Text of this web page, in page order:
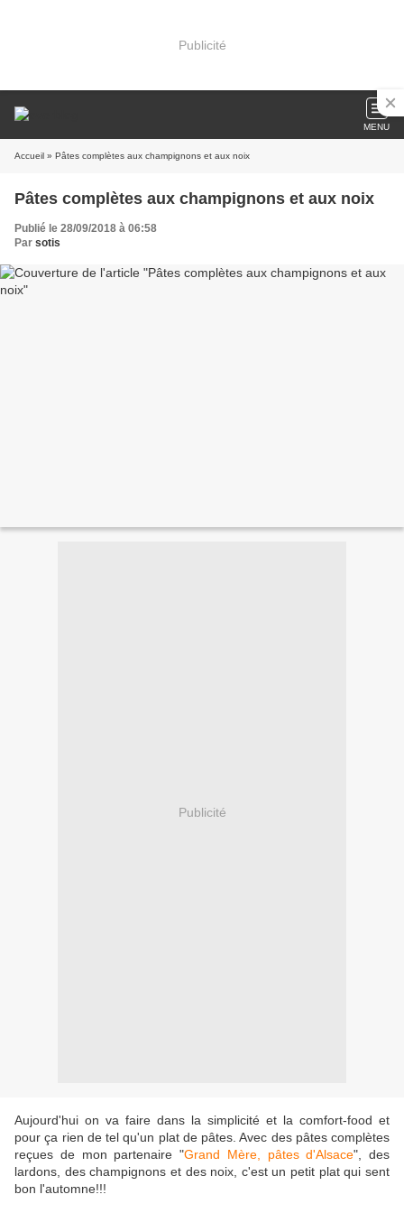
Publicité
MENU
Accueil » Pâtes complètes aux champignons et aux noix
Pâtes complètes aux champignons et aux noix
Publié le 28/09/2018 à 06:58
Par sotis
Publicité
Aujourd'hui on va faire dans la simplicité et la comfort-food et
pour ça rien de tel qu'un plat de pâtes. Avec des pâtes complètes
reçues de mon partenaire "Grand Mère, pâtes d'Alsace", des
lardons, des champignons et des noix, c'est un petit plat qui sent
bon l'automne!!!